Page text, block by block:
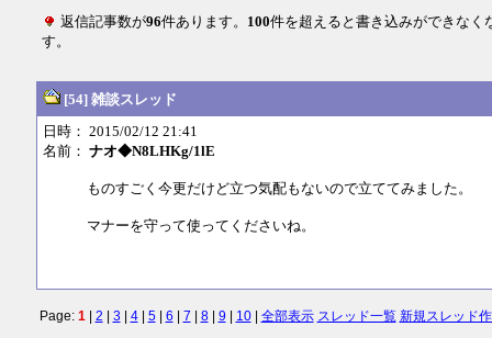
返信記事数が96件あります。 100件を超えると書き込みができなく
す。
[54] 雑談スレッド
日時： 2015/02/12 21:41
名前： ナオ◆N8LHKg/1lE
ものすごく今更だけど立つ気配もないので立ててみました。
マナーを守って使ってくださいね。
Page: 1| 2 3 4| 5| 6 7 8| 9 10| 全部表示 スレッド一覧 新規スレッド